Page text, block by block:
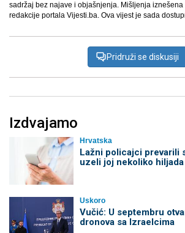
sadržaj bez najave i objašnjenja. Mišljenja iznešena
redakcije portala Vijesti.ba. Ova vijest je sada
Pridruži se diskusiji
Izdvajamo
Hrvatska
Lažni policajci prevarili
uzeli joj nekoliko
Uskoro
Vučić: U septembru
dronova sa Izraelcima